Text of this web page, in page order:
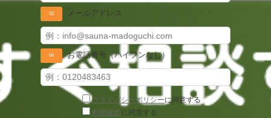
03 メールアドレス
04 お電話番号（ハイフンなし）
プライバシーポリシーに同意する
利用規約に同意する